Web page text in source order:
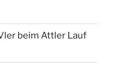
beim Attler Lauf